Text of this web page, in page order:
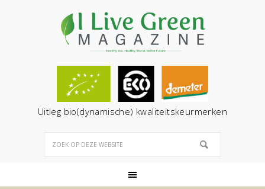
Uitleg bio(dynamische) kwaliteitskeurmerken